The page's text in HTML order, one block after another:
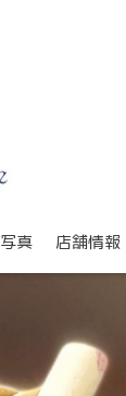
写真 店舗情報